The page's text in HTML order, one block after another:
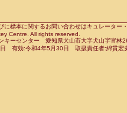
Papio anubis(0)
Papio cynocephalus
Papio hamadryas(0)
Saguinus leucopus(0)
Saguinus midas(0)
Saguinus mystax(0)
に標本に関するお問い合わせはキュレータ
Centre. All rights reserved.
キーセンター 愛知県犬山市大字犬山字官
有効:令和4年5月30日 取扱責任者:綿貫宏